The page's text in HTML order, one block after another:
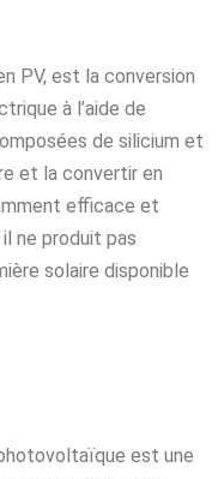
PV, est la conversion
à l’aide de
de silicium et
et la convertir en
efficace et
ne produit pas
solaire disponible
est une